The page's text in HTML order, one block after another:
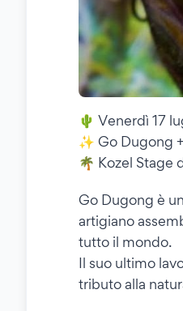
🌵 Venerdì 17
✨ Go Dugong
🌴 Kozel Stage
Go Dugong è
artigiano
tutto il mondo.
Il suo ultimo
tributo alla